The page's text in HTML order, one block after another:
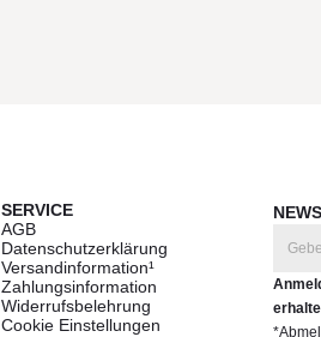
SERVICE
AGB
Datenschutzerklärung
Versandinformation¹
Zahlungsinformation
Widerrufsbelehrung
Cookie Einstellungen